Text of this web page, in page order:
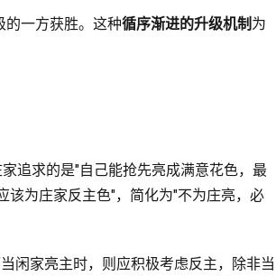
的一方获胜。这种循序渐进的升级机制 为
追求的是"自己能抢先亮成满意花色，最
该为庄家反主色"，简化为"不为庄亮，必
闲家亮主时，则应积极考虑反主，除非当